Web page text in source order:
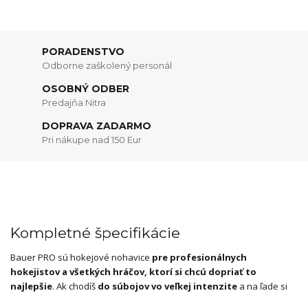
PORADENSTVO
Odborne zaškolený personál
OSOBNÝ ODBER
Predajňa Nitra
DOPRAVA ZADARMO
Pri nákupe nad 150 Eur
Kompletné špecifikácie
Bauer PRO sú hokejové nohavice pre profesionálnych
hokejistov a všetkých hráčov, ktorí si chcú dopriať to
najlepšie. Ak chodíš do súbojov vo veľkej intenzite a na ľade si